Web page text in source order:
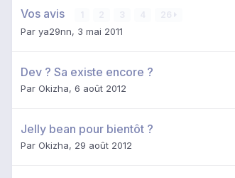
Vos avis
Par ya29nn, 3 mai 2011
Dev ? Sa existe encore ?
Par Okizha, 6 août 2012
Jelly bean pour bientôt ?
Par Okizha, 29 août 2012